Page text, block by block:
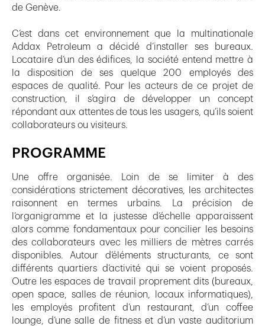
de Genève.
C’est dans cet environnement que la multinationale
Addax Petroleum a décidé d’installer ses bureaux.
Locataire d’un des édifices, la société entend mettre à
la disposition de ses quelque 200 employés des
espaces de qualité. Pour les acteurs de ce projet de
construction, il s’agira de développer un concept
répondant aux attentes de tous les usagers, qu’ils soient
collaborateurs ou visiteurs.
PROGRAMME
Une offre organisée. Loin de se limiter à des
considérations strictement décoratives, les architectes
raisonnent en termes urbains. La précision de
l’organigramme et la justesse d’échelle apparaissent
alors comme fondamentaux pour concilier les besoins
des collaborateurs avec les milliers de mètres carrés
disponibles. Autour d’éléments structurants, ce sont
différents quartiers d’activité qui se voient proposés.
Outre les espaces de travail proprement dits (bureaux,
open space, salles de réunion, locaux informatiques),
les employés profitent d’un restaurant, d’un coffee
lounge, d’une salle de fitness et d’un vaste auditorium